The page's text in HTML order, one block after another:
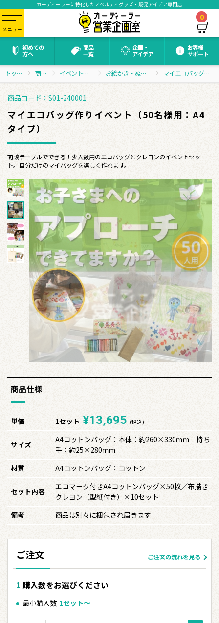
カーディーラーに特化したノベルティグッズ・販促アイデア専門店
メニュー
0
初めての
方へ
商品
一覧
企画・
アイデア
お客様
サポート
トップページ 商品一覧 イベント・抽選会グッズ お絵かき・ぬりえイベントセット マイエコバッグ作りイベント（50名様用：A4タイプ）
商品コード：S01-240001
マイエコバッグ作りイベント（50名様用：A4
タイプ）
商談テーブルでできる！少人数用のエコバッグとクレヨンのイベントセッ
ト。自分だけのマイバッグを楽しく作れます。
商品仕様
単価 1セット ¥13,695 (税込)
サイズ
A4コットンバッグ：本体：約260×330ｍｍ 持ち
手：約25×280ｍｍ
材質
A4コットンバッグ：コットン
セット内容
エコマーク付きA4コットンバッグ×50枚／布描き
クレヨン（型紙付き）×10セット
備考
商品は別々に梱包され届きます
ご注文 ご注文の流れを見る
購入数をお選びください
最小購入数 1セット〜